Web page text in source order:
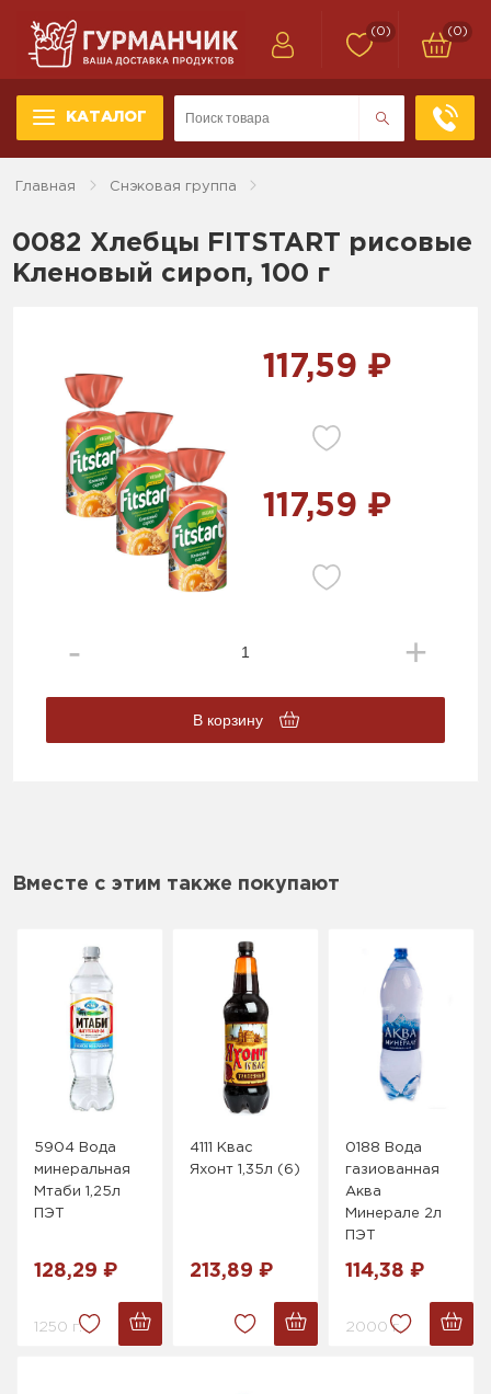
КАТАЛОГ
(0) (0)
Главная Снэковая группа
0082 Хлебцы FITSTART рисовые
Кленовый сироп, 100 г
117,59 ₽
117,59 ₽
В корзину
Вместе с этим также покупают
5904 Вода
минеральная
Мтаби 1,25л
ПЭТ
128,29 ₽
1250 г.
4111 Квас
Яхонт 1,35л (6)
213,89 ₽
0188 Вода
газиованная
Аква
Минерале 2л
ПЭТ
114,38 ₽
2000 г.